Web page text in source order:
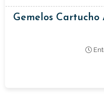
Gemelos